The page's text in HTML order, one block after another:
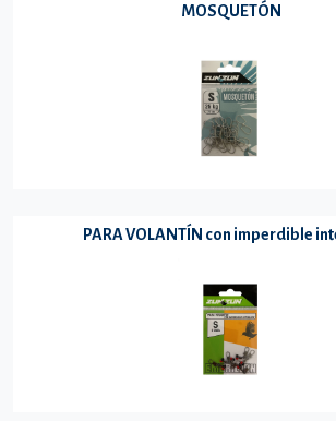
MOSQUETÓN
PARA VOLANTÍN con imperdible